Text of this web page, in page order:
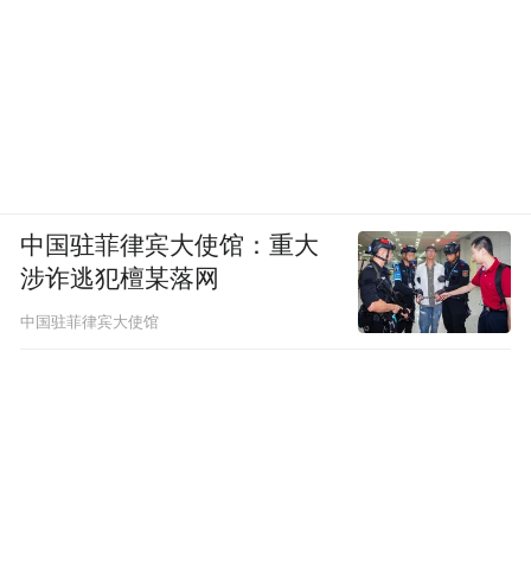
中国驻菲律宾大使馆：重大
涉诈逃犯檀某落网
中国驻菲律宾大使馆